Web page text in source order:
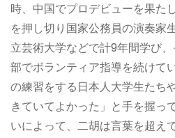
時、中国でプロデビューを果た
を押し切り国家公務員の演奏家
立芸術大学などで計9年間学び
部でボランティア指導を続けて
の練習をする日本人大学生たち
きていてよかった」と手を握っ
いによって、二胡は言葉を超え